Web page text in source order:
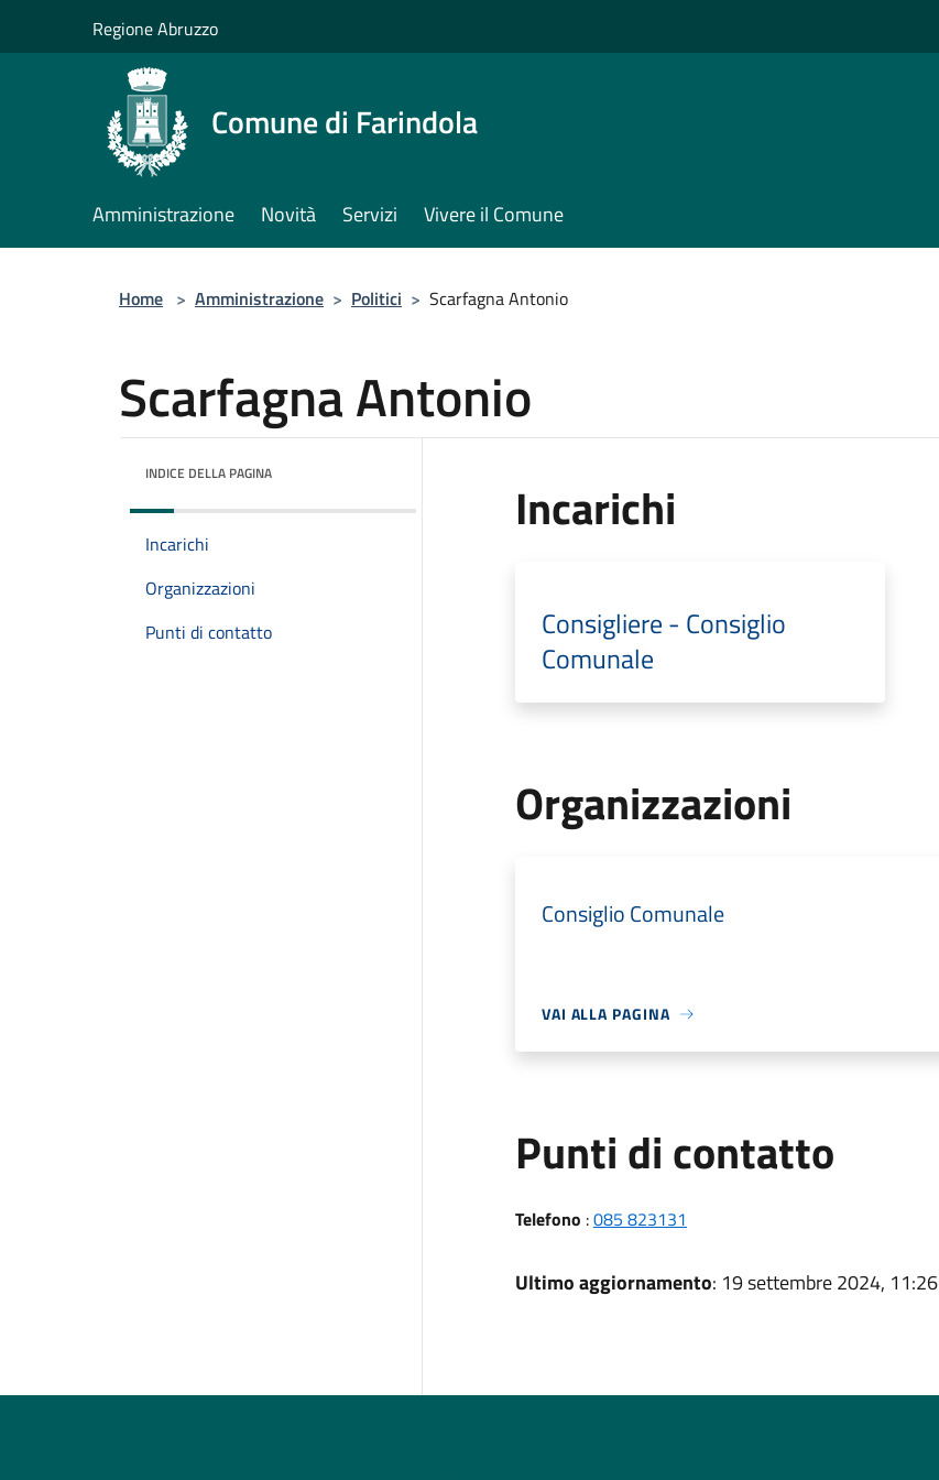
Regione Abruzzo
Comune di Farindola
Amministrazione Novità Servizi Vivere il Comune
Home > Amministrazione > Politici > Scarfagna Antonio
Scarfagna Antonio
INDICE DELLA PAGINA
Incarichi
Organizzazioni
Punti di contatto
Incarichi
Consigliere - Consiglio
Comunale
Organizzazioni
Consiglio Comunale
VAI ALLA PAGINA
Punti di contatto
Telefono :085 823131
Ultimo aggiornamento: 19 settembre 2024, 11:26